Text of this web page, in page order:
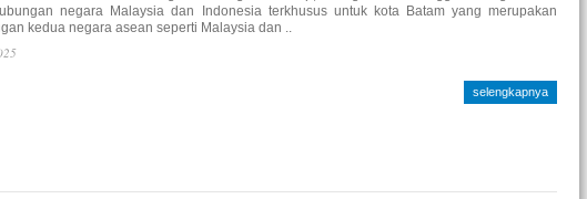
negara Malaysia dan Indonesia terkhusus untuk kota Batam yang merupakan
kedua negara asean seperti Malaysia dan ..
selengkapnya